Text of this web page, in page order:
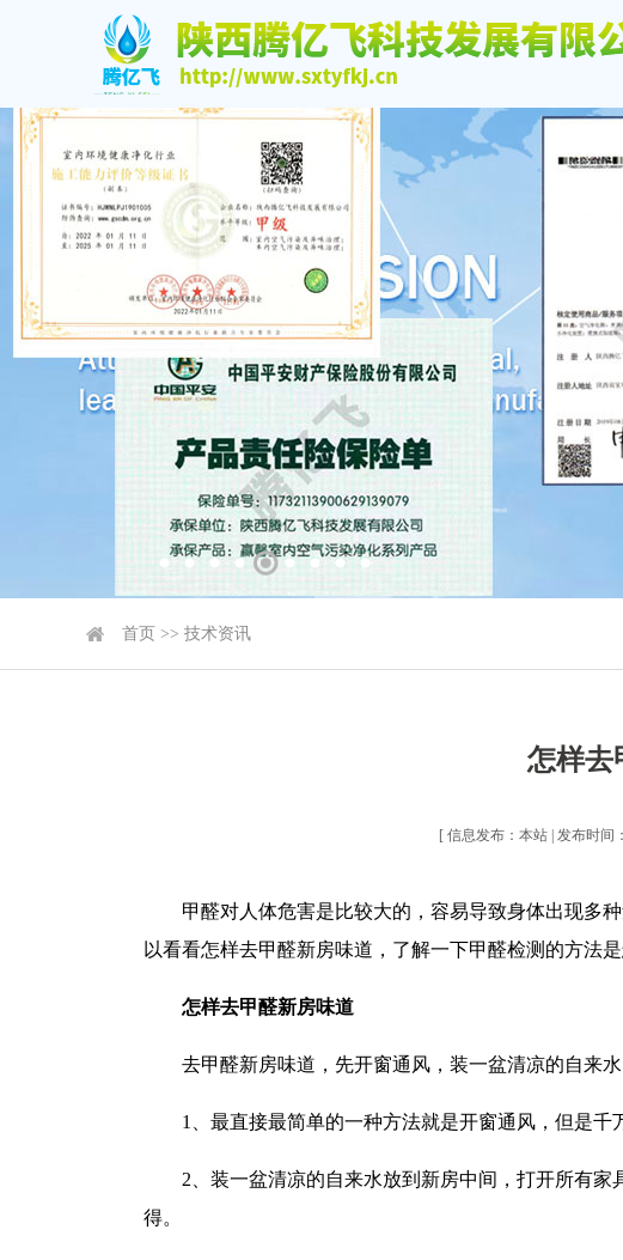
首页 >> 技术资讯
怎样去
[ 信息发布：本站 | 发布时间
甲醛对人体危害是比较大的，容易导致身体出现多
以看看怎样去甲醛新房味道，了解一下甲醛检测的方法
怎样去甲醛新房味道
去甲醛新房味道，先开窗通风，装一盆清凉的自来
1、最直接最简单的一种方法就是开窗通风，但是
2、装一盆清凉的自来水放到新房中间，打开所有
得。